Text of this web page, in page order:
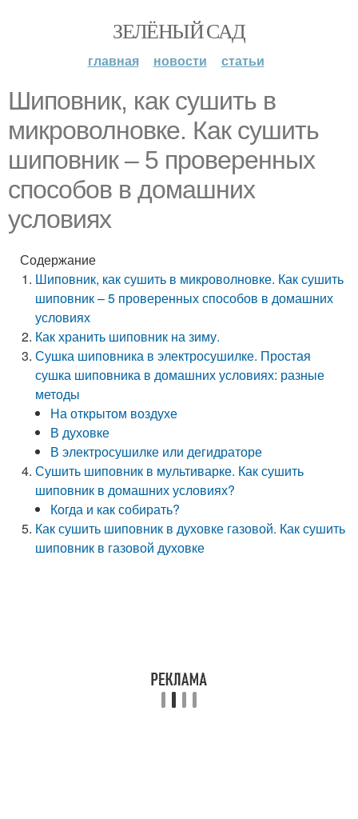
ЗЕЛЁНЫЙ САД
главная новости статьи
Шиповник, как сушить в
микроволновке. Как сушить
шиповник – 5 проверенных
способов в домашних
условиях
Содержание
Шиповник, как сушить в микроволновке. Как сушить
шиповник – 5 проверенных способов в домашних
условиях
Как хранить шиповник на зиму.
Сушка шиповника в электросушилке. Простая
сушка шиповника в домашних условиях: разные
методы
На открытом воздухе
В духовке
В электросушилке или дегидраторе
Сушить шиповник в мультиварке. Как сушить
шиповник в домашних условиях?
Когда и как собирать?
Как сушить шиповник в духовке газовой. Как сушить
шиповник в газовой духовке